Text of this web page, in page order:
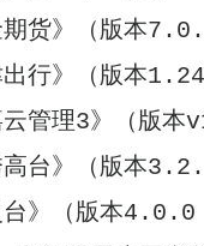
期货》（版本
出行》（版本
云管理3》（版
高台》（版本
台》（版本4.0.0